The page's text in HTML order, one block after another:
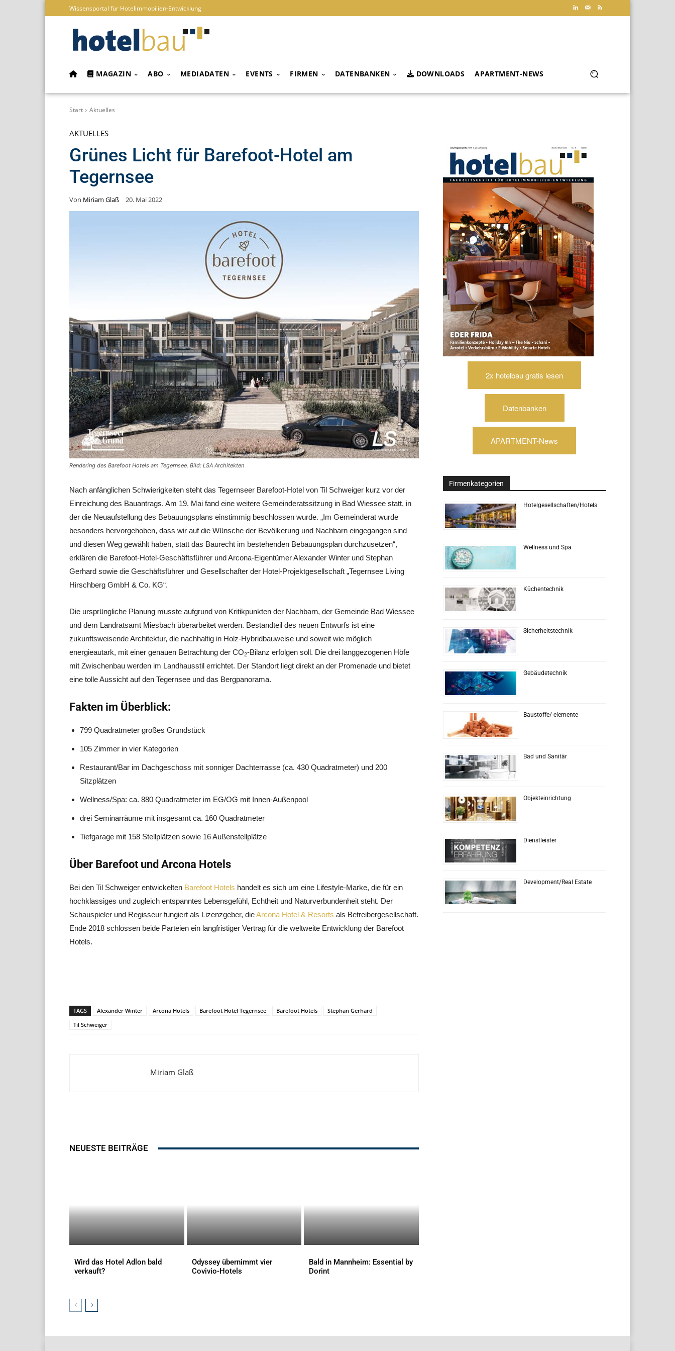
Wissensportal für Hotelimmobilien-Entwicklung
MAGAZIN ABO MEDIADATEN EVENTS FIRMEN DATENBANKEN DOWNLOADS APARTMENT-NEWS
Start Aktuelles
AKTUELLES
Grünes Licht für Barefoot-Hotel am
Tegernsee
Von Miriam Glaß 20. Mai 2022
Rendering des Barefoot Hotels am Tegernsee. Bild: LSA Architekten
Nach anfänglichen Schwierigkeiten steht das Tegernseer Barefoot-Hotel von Til Schweiger kurz vor der
Einreichung des Bauantrags. Am 19. Mai fand eine weitere Gemeinderatssitzung in Bad Wiessee statt, in
der die Neuaufstellung des Bebauungsplans einstimmig beschlossen wurde. „Im Gemeinderat wurde
besonders hervorgehoben, dass wir auf die Wünsche der Bevölkerung und Nachbarn eingegangen sind
und diesen Weg gewählt haben, statt das Baurecht im bestehenden Bebauungsplan durchzusetzen“,
erklären die Barefoot-Hotel-Geschäftsführer und Arcona-Eigentümer Alexander Winter und Stephan
Gerhard sowie die Geschäftsführer und Gesellschafter der Hotel-Projektgesellschaft „Tegernsee Living
Hirschberg GmbH & Co. KG“.
Die ursprüngliche Planung musste aufgrund von Kritikpunkten der Nachbarn, der Gemeinde Bad Wiessee
und dem Landratsamt Miesbach überarbeitet werden. Bestandteil des neuen Entwurfs ist eine
zukunftsweisende Architektur, die nachhaltig in Holz-Hybridbauweise und soweit wie möglich
energieautark, mit einer genauen Betrachtung der CO2-Bilanz erfolgen soll. Die drei langgezogenen Höfe
mit Zwischenbau werden im Landhausstil errichtet. Der Standort liegt direkt an der Promenade und bietet
eine tolle Aussicht auf den Tegernsee und das Bergpanorama.
Fakten im Überblick:
799 Quadratmeter großes Grundstück
105 Zimmer in vier Kategorien
Restaurant/Bar im Dachgeschoss mit sonniger Dachterrasse (ca. 430 Quadratmeter) und 200
Sitzplätzen
Wellness/Spa: ca. 880 Quadratmeter im EG/OG mit Innen-Außenpool
drei Seminarräume mit insgesamt ca. 160 Quadratmeter
Tiefgarage mit 158 Stellplätzen sowie 16 Außenstellplätze
Über Barefoot und Arcona Hotels
Bei den Til Schweiger entwickelten Barefoot Hotels handelt es sich um eine Lifestyle-Marke, die für ein
hochklassiges und zugleich entspanntes Lebensgefühl, Echtheit und Naturverbundenheit steht. Der
Schauspieler und Regisseur fungiert als Lizenzgeber, dieArcona Hotel & Resorts als Betreibergesellschaft.
Ende 2018 schlossen beide Parteien ein langfristiger Vertrag für die weltweite Entwicklung der Barefoot
Hotels.
TAGS Alexander Winter Arcona Hotels Barefoot Hotel Tegernsee Barefoot Hotels
Stephan Gerhard
Til Schweiger
Miriam Glaß
NEUESTE BEITRÄGE
Wird das Hotel Adlon bald
verkauft?
Odyssey übernimmt vier
Covivio-Hotels
Bald in Mannheim: Essential by
Dorint
2x hotelbau gratis lesen
Datenbanken
APARTMENT-News
Firmenkategorien
Hotelgesellschaften/Hotels
Wellness und Spa
Küchentechnik
Sicherheitstechnik
Gebäudetechnik
Baustoffe/-elemente
Bad und Sanitär
Objekteinrichtung
Dienstleister
Development/Real Estate